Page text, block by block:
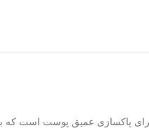
پاکسازی عمیق پوست است که با